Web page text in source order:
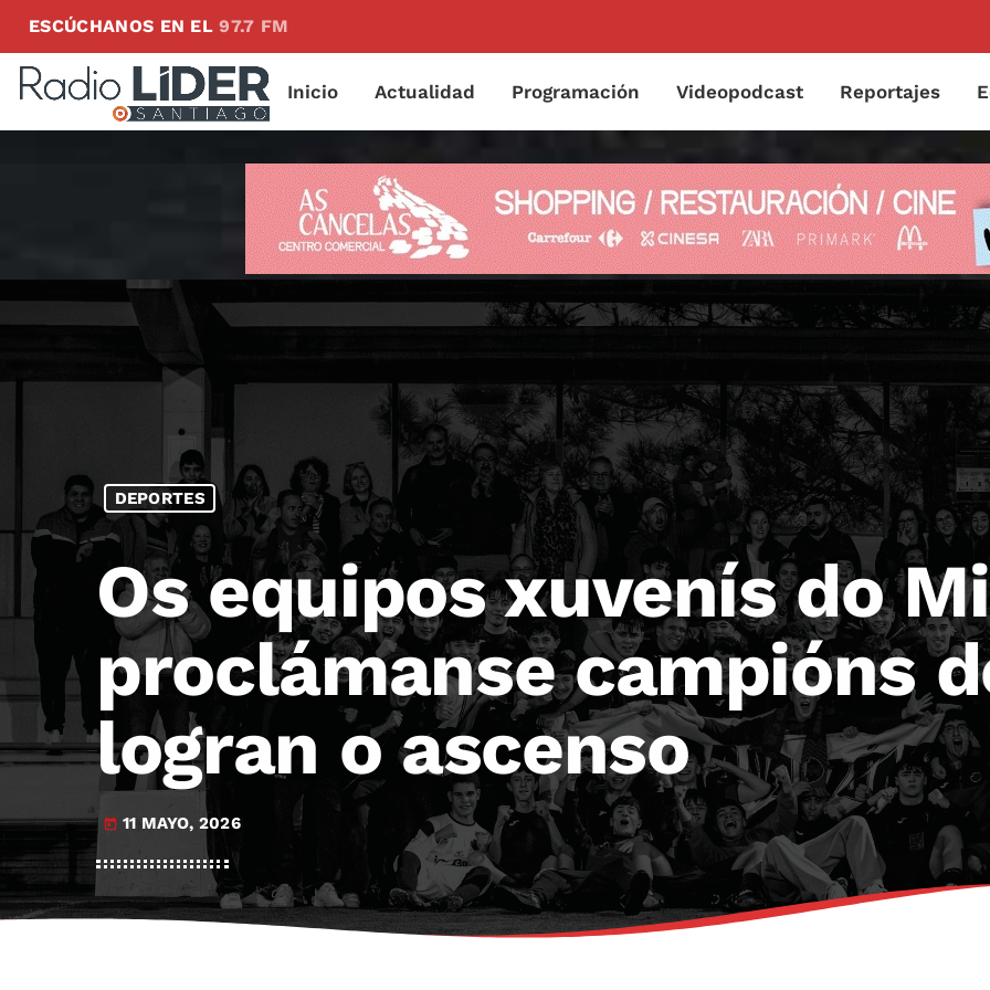
ESCÚCHANOS EN EL97.7 FM
Inicio Actualidad Programación Videopodcast Reportajes
DEPORTES
Os equipos xuvenís do
proclámanse campións
logran o ascenso
today 11 MAYO, 2026